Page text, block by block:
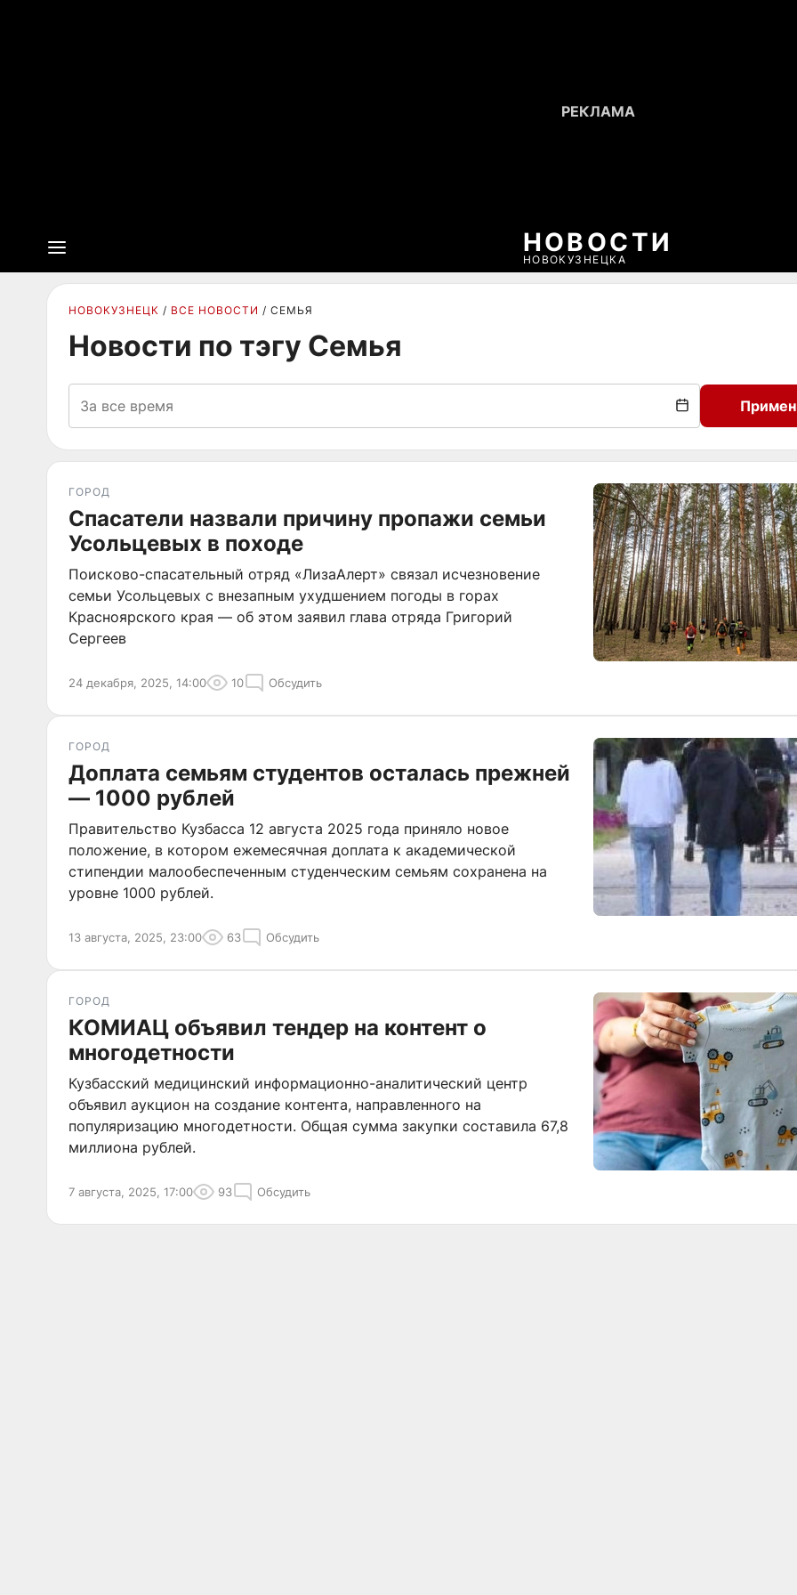
НОВОСТИ
НОВОКУЗНЕЦКА
НОВОКУЗНЕЦК ВСЕ НОВОСТИ СЕМЬЯ
Новости по тэгу Семья
ГОРОД
Спасатели назвали причину пропажи семьи
Усольцевых в походе
Поисково-спасательный отряд «ЛизаАлерт» связал исчезновение
семьи Усольцевых с внезапным ухудшением погоды в горах
Красноярского края — об этом заявил глава отряда Григорий
Сергеев
24 декабря, 2025, 14:00 10 Обсудить
ГОРОД
Доплата семьям студентов осталась прежней
— 1000 рублей
Правительство Кузбасса 12 августа 2025 года приняло новое
положение, в котором ежемесячная доплата к академической
стипендии малообеспеченным студенческим семьям сохранена на
уровне 1000 рублей.
13 августа, 2025, 23:00 63 Обсудить
ГОРОД
КОМИАЦ объявил тендер на контент о
многодетности
Кузбасский медицинский информационно-аналитический центр
объявил аукцион на создание контента, направленного на
популяризацию многодетности. Общая сумма закупки составила 67,8
миллиона рублей.
7 августа, 2025, 17:00 93 Обсудить